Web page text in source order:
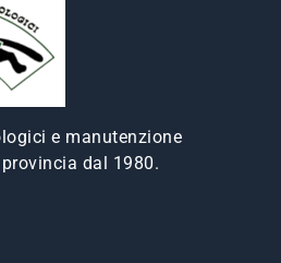
e manutenzione
dal 1980.